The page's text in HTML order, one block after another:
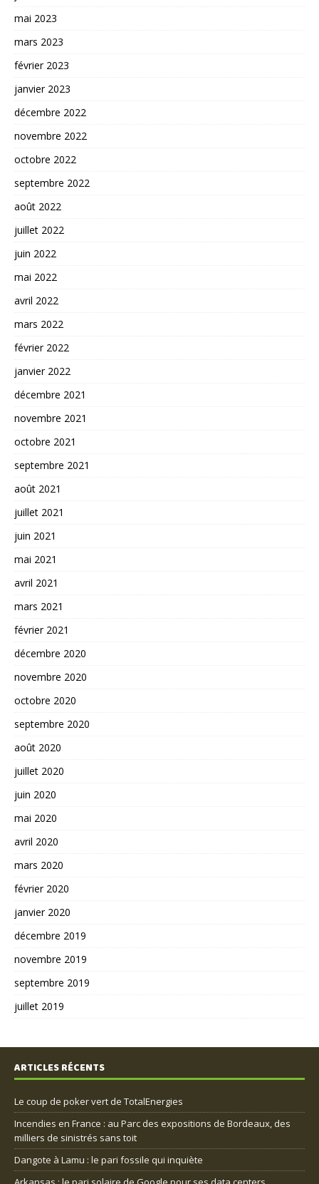
mai 2023
mars 2023
février 2023
janvier 2023
décembre 2022
novembre 2022
octobre 2022
septembre 2022
août 2022
juillet 2022
juin 2022
mai 2022
avril 2022
mars 2022
février 2022
janvier 2022
décembre 2021
novembre 2021
octobre 2021
septembre 2021
août 2021
juillet 2021
juin 2021
mai 2021
avril 2021
mars 2021
février 2021
décembre 2020
novembre 2020
octobre 2020
septembre 2020
août 2020
juillet 2020
juin 2020
mai 2020
avril 2020
mars 2020
février 2020
janvier 2020
décembre 2019
novembre 2019
septembre 2019
juillet 2019
ARTICLES RÉCENTS
Le coup de poker vert de TotalEnergies
Incendies en France : au Parc des expositions de Bordeaux, des
milliers de sinistrés sans toit
Dangote à Lamu : le pari fossile qui inquiète